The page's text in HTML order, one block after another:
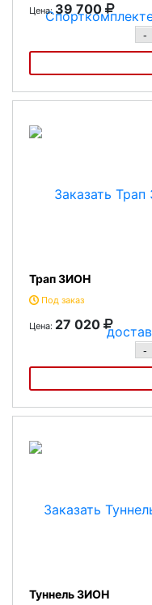
Цена:39 700
-
Стойка ЗИОН с шиной
Трап ЗИОН
Под заказ
Цена: 27 020
-
Трап ЗИОН
Туннель ЗИОН